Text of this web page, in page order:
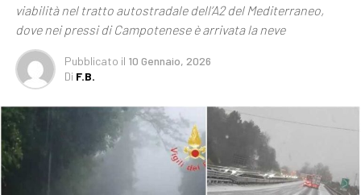
viabilità nel tratto autostradale dell’A2 del Mediterraneo,
dove nei pressi di Campotenese è arrivata la neve
Pubblicato il 10 Gennaio, 2026
Di F.B.